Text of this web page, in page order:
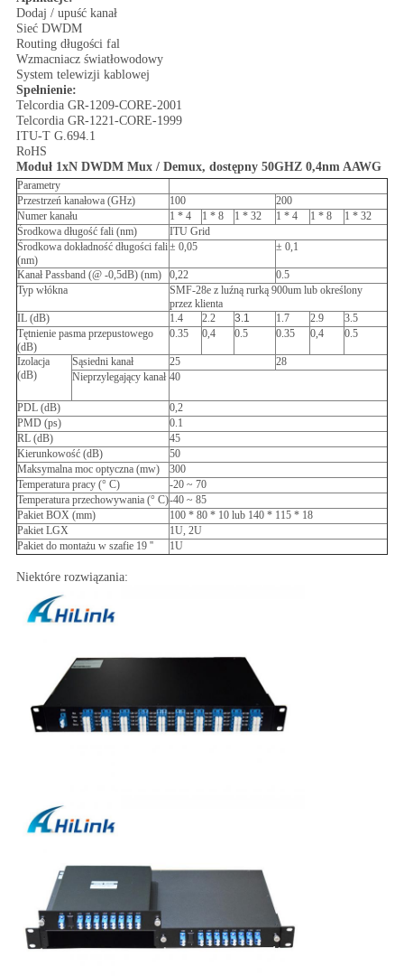
Dodaj / upuść kanał
Sieć DWDM
Routing długości fal
Wzmacniacz światłowodowy
System telewizji kablowej
Spełnienie:
Telcordia GR-1209-CORE-2001
Telcordia GR-1221-CORE-1999
ITU-T G.694.1
RoHS
Moduł 1xN DWDM Mux / Demux, dostępny 50GHZ 0,4nm AAWG
Parametry
Przestrzeń kanałowa (GHz)
100
200
Numer kanału
1 * 4 1 * 8 1 * 32 1 * 4 1 * 8
1 * 32
Środkowa długość fali (nm)
ITU Grid
Środkowa dokładność długości fali
(nm)
± 0,05 ± 0,1
Kanał Passband (@ -0,5dB) (nm) 0,22
0.5
Typ włókna
SMF-28e z luźną rurką 900um lub określony
przez klienta
IL (dB)
1.4 2.2 3.1 1.7 2.9
3.5
Tętnienie pasma przepustowego
(dB)
0.35 0,4 0.5 0.35 0,4 0.5
Izolacja
(dB)
Sąsiedni kanał 25
28
Nieprzylegający kanał 40
PDL (dB)
0,2
PMD (ps)
0.1
RL (dB)
45
Kierunkowość (dB)
50
Maksymalna moc optyczna (mw)
300
Temperatura pracy (° C)
-20 ~ 70
Temperatura przechowywania (° C)-40 ~ 85
Pakiet BOX (mm)
100 * 80 * 10 lub 140 * 115 * 18
Pakiet LGX
1U, 2U
Pakiet do montażu w szafie 19 ''
1U
Niektóre rozwiązania: